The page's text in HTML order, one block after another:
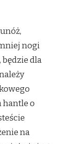
nogi
będzie dla
hantle o
na